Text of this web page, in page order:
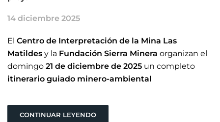
14 diciembre 2025
El Centro de Interpretación de la Mina Las
Matildes y la Fundación Sierra Minera organizan el
domingo 21 de diciembre de 2025 un completo
itinerario guiado minero-ambiental
CONTINUAR LEYENDO